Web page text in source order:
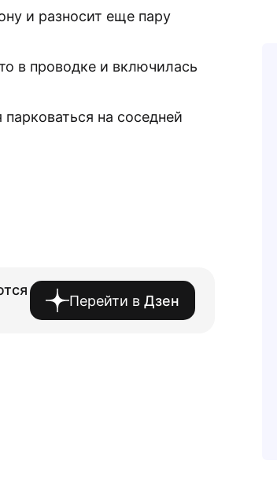
и разносит еще пару
в проводке и включилась
на соседней
Перейти в Дзен